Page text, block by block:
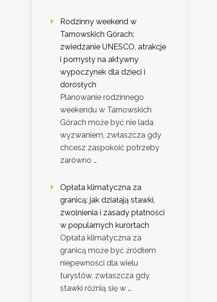
Rodzinny weekend w
Tarnowskich Górach:
zwiedzanie UNESCO, atrakcje
i pomysły na aktywny
wypoczynek dla dzieci i
dorosłych
Planowanie rodzinnego
weekendu w Tarnowskich
Górach może być nie lada
wyzwaniem, zwłaszcza gdy
chcesz zaspokoić potrzeby
zarówno …
Opłata klimatyczna za
granicą: jak działają stawki,
zwolnienia i zasady płatności
w popularnych kurortach
Opłata klimatyczna za
granicą może być źródłem
niepewności dla wielu
turystów, zwłaszcza gdy
stawki różnią się w …